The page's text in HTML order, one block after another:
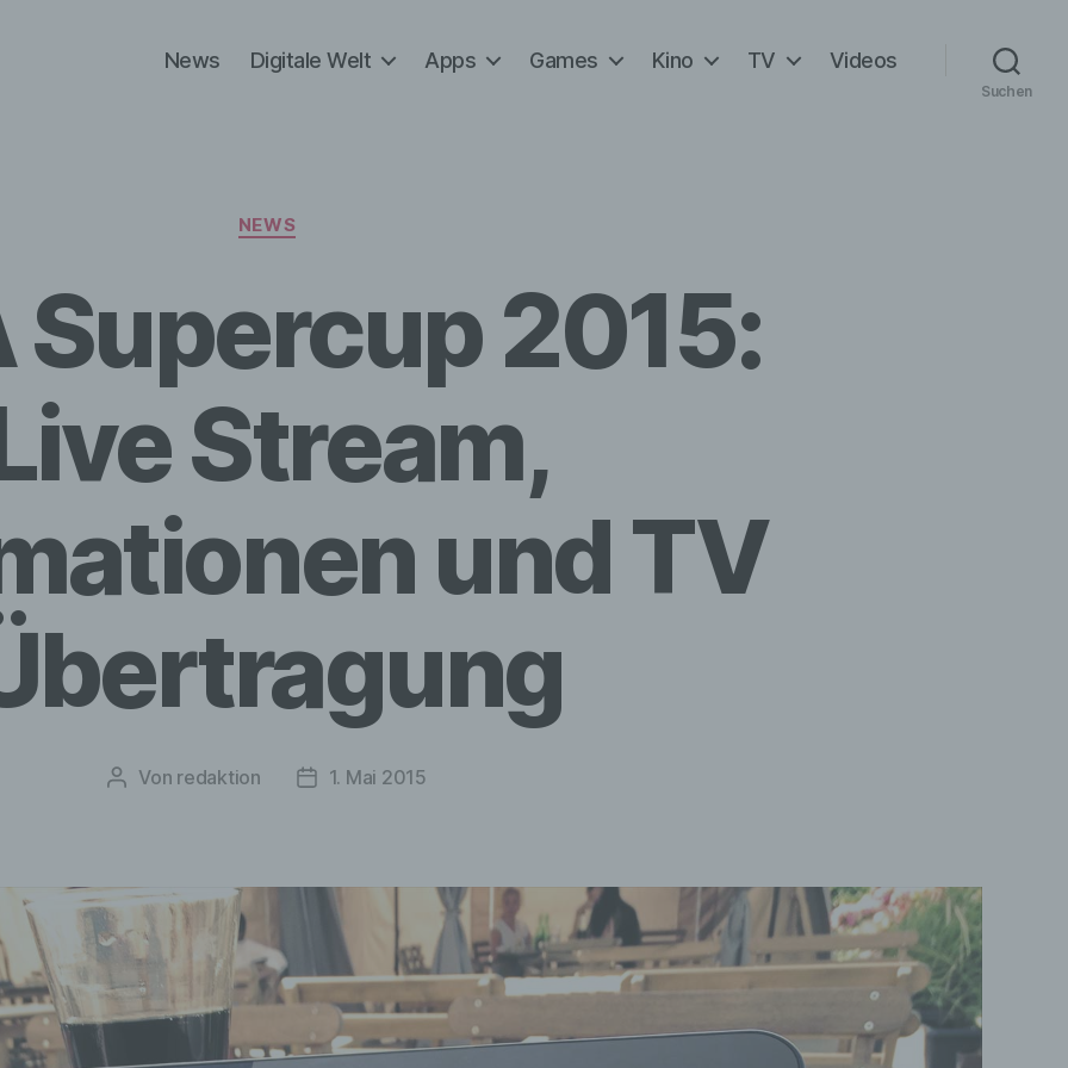
News Digitale Welt Apps Games Kino TV Videos
Suchen
Kategorien
NEWS
Supercup 2015:
Stream,
und TV
Beitragsautor
Von redaktion Veröffentlichungsdatum
1. Mai 2015